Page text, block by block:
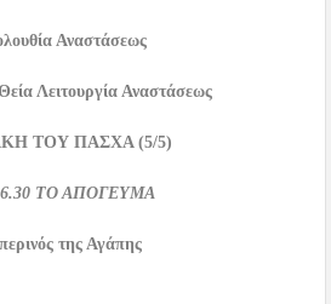
Αναστάσεως
Λειτουργία Αναστάσεως
ΤΟΥ ΠΑΣΧΑ (5/5)
6.30 ΤΟ ΑΠΟΓΕΥΜΑ
της Αγάπης